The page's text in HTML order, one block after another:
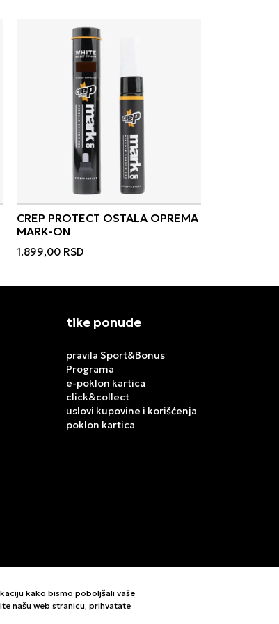
CREP PROTECT OSTALA OPREMA
MARK-ON
1.899,00 RSD
tike ponude
pravila Sport&Bonus
Programa
e-poklon kartica
click&collect
uslovi kupovine i korišćenja
poklon kartica
kako bismo poboljšali vaše
našu web stranicu, prihvatate